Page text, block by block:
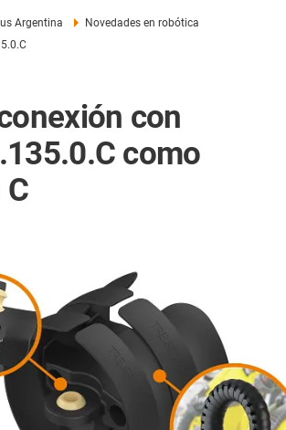
Argentina
Novedades en robótica
con
como